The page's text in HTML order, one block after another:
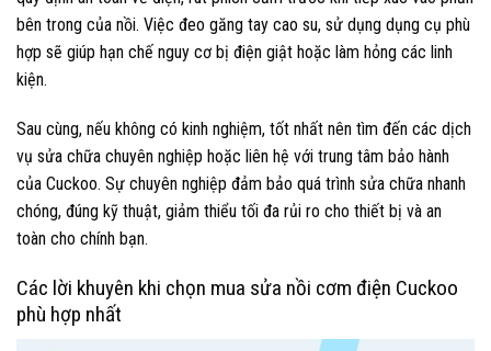
bên trong của nồi. Việc đeo găng tay cao su, sử dụng dụng cụ phù
hợp sẽ giúp hạn chế nguy cơ bị điện giật hoặc làm hỏng các linh
kiện.
Sau cùng, nếu không có kinh nghiệm, tốt nhất nên tìm đến các dịch
vụ sửa chữa chuyên nghiệp hoặc liên hệ với trung tâm bảo hành
của Cuckoo. Sự chuyên nghiệp đảm bảo quá trình sửa chữa nhanh
chóng, đúng kỹ thuật, giảm thiểu tối đa rủi ro cho thiết bị và an
toàn cho chính bạn.
Các lời khuyên khi chọn mua sửa nồi cơm điện Cuckoo
phù hợp nhất